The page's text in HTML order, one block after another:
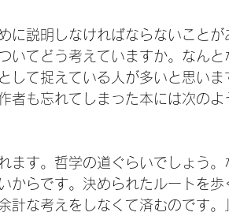
説明しなければならないことが
てどう考えていますか。なんと
して捉えている人が多いと思いま
者も忘れてしまった本には次のよ
す。哲学の道ぐらいでしょう。
からです。決められたルートを歩
計な考えをしなくて済むのです。